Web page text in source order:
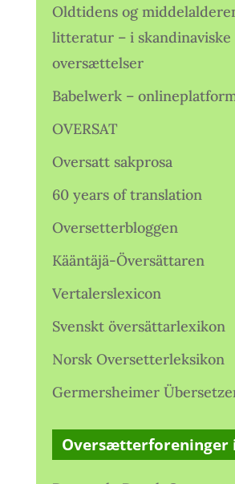
Oldtidens og
litteratur – i skandinaviske
oversættelser
Babelwerk –
OVERSAT
Oversatt sakprosa
60 years of translation
Oversetterbloggen
Kääntäjä-Översättaren
Vertalerslexicon
Svenskt översättarlexikon
Norsk Oversetterleksikon
Germersheimer
Oversætterforeninger